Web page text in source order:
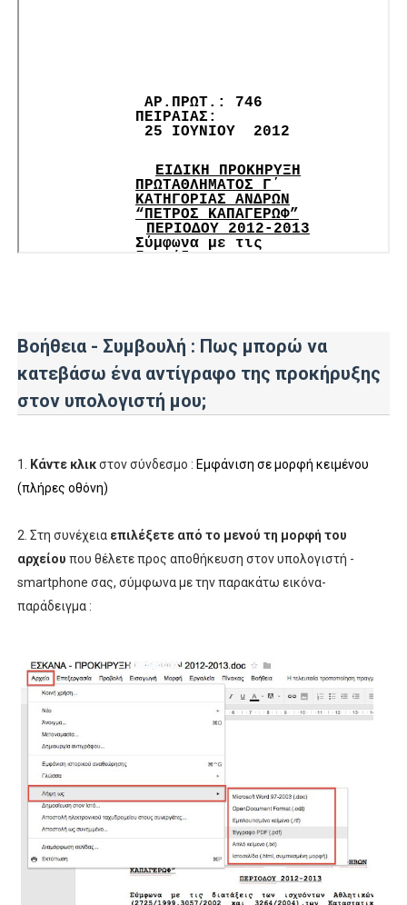
Βοήθεια - Συμβουλή : Πως μπορώ να
κατεβάσω ένα αντίγραφο της προκήρυξης
στον υπολογιστή μου;
1. Κάντε κλικστον σύνδεσμο : Εμφάνιση σε μορφή κειμένου
(πλήρες οθόνη)
2. Στη συνέχεια επιλέξετε από το μενού τη μορφή του
αρχείου που θέλετε προς αποθήκευση στον υπολογιστή -
smartphone σας, σύμφωνα με την παρακάτω εικόνα-
παράδειγμα :